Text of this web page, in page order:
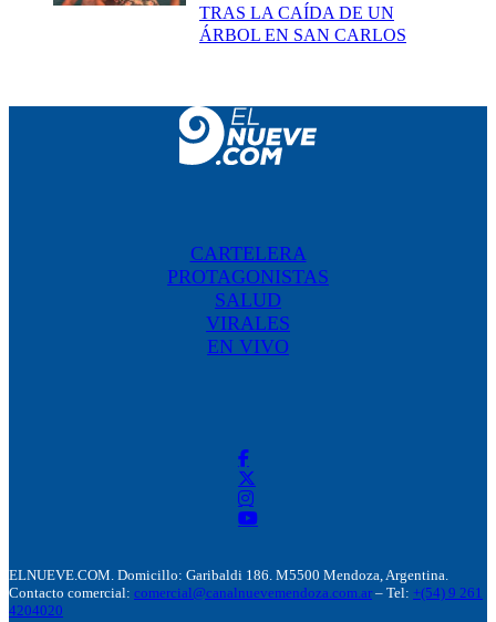
TRAS LA CAÍDA DE UN
ÁRBOL EN SAN CARLOS
CARTELERA
PROTAGONISTAS
SALUD
VIRALES
EN VIVO
ELNUEVE.COM. Domicillo: Garibaldi 186. M5500 Mendoza, Argentina.
Contacto comercial: comercial@canalnuevemendoza.com.ar – Tel: +(54) 9 261
4204020